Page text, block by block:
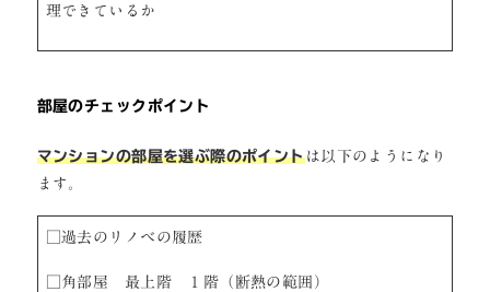
理できているか
部屋のチェックポイント
マンションの部屋を選ぶ際のポイントは以下のようになり
ます。
□過去のリノベの履歴
□角部屋 最上階 １階（断熱の範囲）